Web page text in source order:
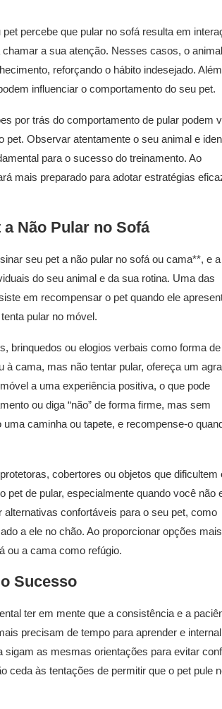
percebe que pular no sofá resulta em
a sua atenção. Nesses casos, o
reforçando o hábito indesejado.
influenciar o comportamento do seu pet.
por trás do comportamento de pular podem
Observar atentamente o seu animal e
para o sucesso do treinamento. Ao
mais preparado para adotar estratégias
Não Pular no Sofá
seu pet a não pular no sofá ou cama**, e
do seu animal e da sua rotina. Uma das
em recompensar o pet quando ele
pular no móvel.
brinquedos ou elogios verbais como forma de
cama, mas não tentar pular, ofereça um
a uma experiência positiva, o que pode
ou diga “não” de forma firme, mas sem
caminha ou tapete, e recompense-o
cobertores ou objetos que dificultem
de pular, especialmente quando você não
confortáveis para o seu pet, como
a ele no chão. Ao proporcionar opções mais
ou a cama como refúgio.
Sucesso
ter em mente que a consistência e a
precisam de tempo para aprender e
as mesmas orientações para evitar
ceda às tentações de permitir que o pet pule